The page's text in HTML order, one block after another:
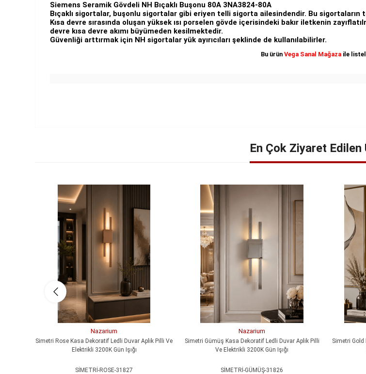
Siemens Seramik Gövdeli NH Bıçaklı Buşonu 80A 3NA3824-80A
Bıçaklı sigortalar, buşonlu sigortalar gibi eriyen telli sigorta ailesindendir. Bu sigortaların
Kısa devre sırasında oluşan yüksek ısı porselen gövde içerisindeki bakır iletkenin
devre kısa devre akımı büyümeden kesilmektedir.
Güvenliği arttırmak için NH sigortalar yük ayırıcıları şeklinde de kullanılabilirler.
Bu ürün Vega Sanal Mağaza ile
En Çok Ziyaret Edilen
Nazarium
Simetri Rose Kasa Dekoratif Ledli Duvar Aplik Pilli Ve
Elektrikli 3200K Gün Işığı
SİMETRİ-ROSE-31827
Nazarium
Simetri Gümüş Kasa Dekoratif Ledli Duvar Aplik Pilli
Ve Elektrikli 3200K Gün Işığı
SİMETRİ-GÜMÜŞ-31826
Simetri Gold